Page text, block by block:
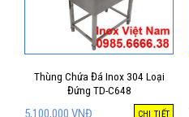
Thùng Chứa Đá Inox 304 Loại
Đứng TD-C648
5,100,000 VNĐ CHI TIẾT